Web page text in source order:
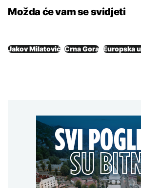
Možda će vam se svidjeti
Jakov Milatović Crna Gora Europska